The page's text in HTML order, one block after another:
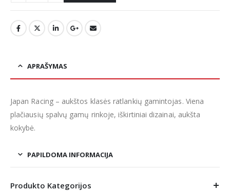
APRAŠYMAS
Japan Racing – aukštos klasės ratlankių gamintojas. Viena
plačiausių spalvų gamų rinkoje, iškirtiniai dizainai, aukšta
kokybė.
PAPILDOMA INFORMACIJA
Produkto Kategorijos